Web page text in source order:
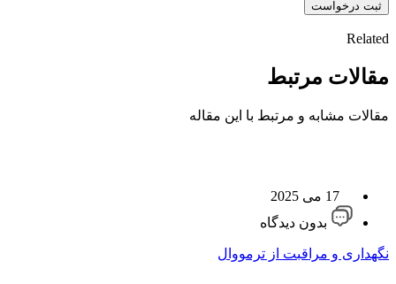
ثبت درخواست
Related
مقالات مرتبط
مقالات مشابه و مرتبط با این مقاله
17 می 2025
بدون دیدگاه
نگهداری و مراقبت از ترمووال